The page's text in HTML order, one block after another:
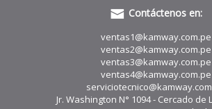
Contáctenos en:
ventas1@kamway.com.pe
ventas2@kamway.com.pe
ventas3@kamway.com.pe
ventas4@kamway.com.pe
Jr. Washington N° 1094 - Cercado de